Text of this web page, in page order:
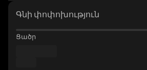
Գնի փոփոխություն
Ցածր